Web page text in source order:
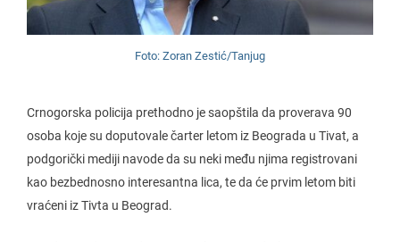
Foto: Zoran Zestić/Tanjug
Crnogorska policija prethodno je saopštila da proverava 90
osoba koje su doputovale čarter letom iz Beograda u Tivat, a
podgorički mediji navode da su neki među njima registrovani
kao bezbednosno interesantna lica, te da će prvim letom biti
vraćeni iz Tivta u Beograd.